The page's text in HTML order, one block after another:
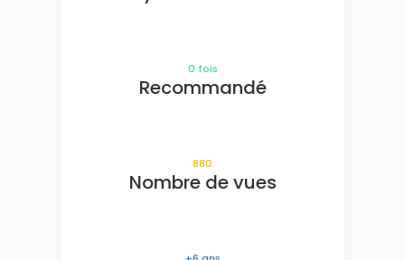
0 fois
Recommandé
880
Nombre de vues